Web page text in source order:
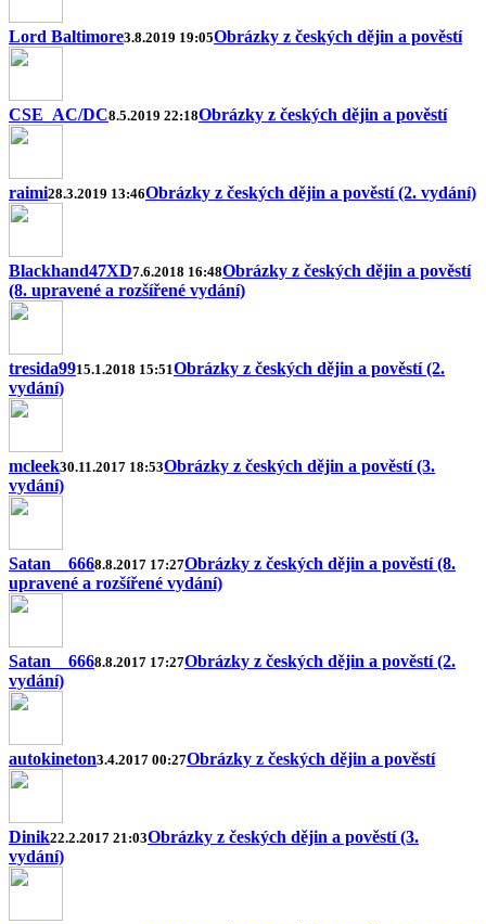
Lord Baltimore3.8.2019 19:05Obrázky z českých dějin a pověstí
CSE_AC/DC8.5.2019 22:18Obrázky z českých dějin a pověstí
raimi28.3.2019 13:46Obrázky z českých dějin a pověstí (2. vydání)
Blackhand47XD7.6.2018 16:48Obrázky z českých dějin a pověstí
(8. upravené a rozšířené vydání)
tresida9915.1.2018 15:51Obrázky z českých dějin a pověstí (2.
vydání)
mcleek30.11.2017 18:53Obrázky z českých dějin a pověstí (3.
vydání)
Satan__6668.8.2017 17:27Obrázky z českých dějin a pověstí (8.
upravené a rozšířené vydání)
Satan__6668.8.2017 17:27Obrázky z českých dějin a pověstí (2.
vydání)
autokineton3.4.2017 00:27Obrázky z českých dějin a pověstí
Dinik22.2.2017 21:03Obrázky z českých dějin a pověstí (3.
vydání)